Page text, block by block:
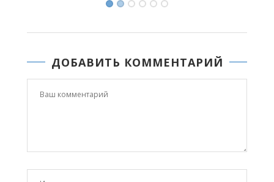
ДОБАВИТЬ КОММЕНТАРИЙ